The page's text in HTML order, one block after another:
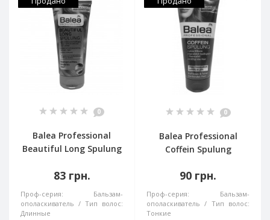
0
Balea Professional
Beautiful Long Spulung
83 грн.
Проф-серия:
Бальзам-
ополаскиватель
Тип волос:
Длинные
0
Balea Professional
Coffein Spulung
90 грн.
Проф-серия:
Бальзам-
ополаскиватель
Тип волос:
Тонкие